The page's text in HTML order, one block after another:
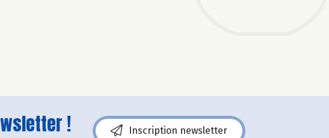
! Inscription newsletter